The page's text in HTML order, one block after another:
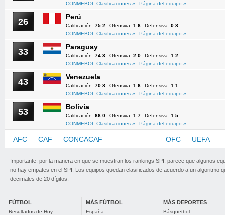
CONMEBOL Clasificaciones »
Página del equipo »
26 Perú
Calificación: 75.2 Ofensiva: 1.6 Defensiva: 0.8
CONMEBOL Clasificaciones »
Página del equipo »
33 Paraguay
Calificación: 74.3 Ofensiva: 2.0 Defensiva: 1.2
CONMEBOL Clasificaciones »
Página del equipo »
43 Venezuela
Calificación: 70.8 Ofensiva: 1.6 Defensiva: 1.1
CONMEBOL Clasificaciones »
Página del equipo »
53 Bolivia
Calificación: 66.0 Ofensiva: 1.7 Defensiva: 1.5
CONMEBOL Clasificaciones »
Página del equipo »
AFC CAF CONCACAF OFC UEFA
Importante: por la manera en que se muestran los rankings SPI, parece que algunos
no hay empates en el SPI. Los equipos quedan clasificados de acuerdo a un algoritmo
decimales de 20 dígitos.
FÚTBOL
Resultados de Hoy
MÁS FÚTBOL
España
MÁS DEPORTES
Básquetbol